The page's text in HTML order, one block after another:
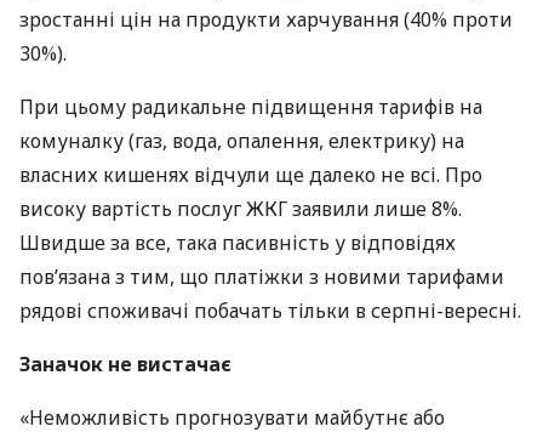
зростанні цін на продукти харчування (40% проти
30%).
При цьому радикальне підвищення тарифів на
комуналку (газ, вода, опалення, електрику) на
власних кишенях відчули ще далеко не всі. Про
високу вартість послугЖКГзаявили лише 8%.
Швидше за все, така пасивність у відповідях
пов’язана з тим, що платіжки з новими тарифами
рядові споживачі побачать тільки в серпні-вересні.
Заначок не вистачає
«Неможливість прогнозувати майбутнє або